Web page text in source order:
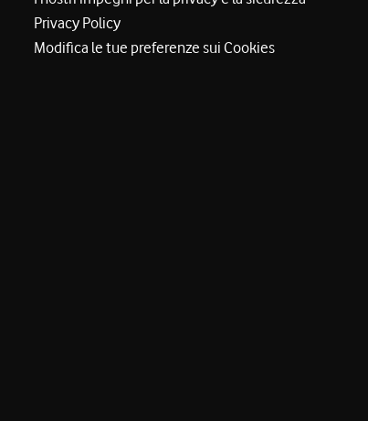
Privacy Policy
Modifica le tue preferenze sui Cookies